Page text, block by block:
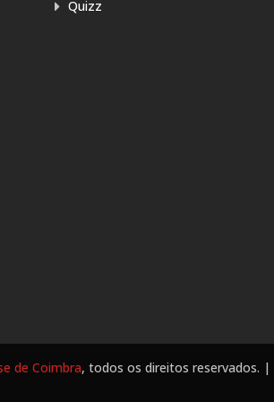
Quizz
de Coimbra, todos os direitos reservados. |